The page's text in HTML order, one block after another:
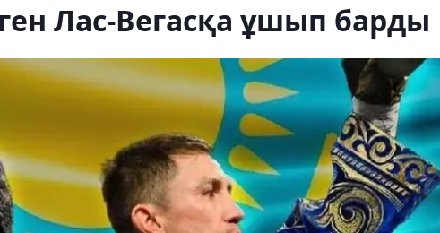
Лас-Вегасқа ұшып барды